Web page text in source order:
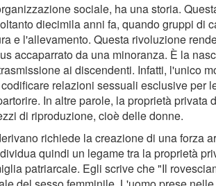
sociale, ha una storia.
diecimila anni fa, quando gruppi di
e l'allevamento. Questa rivoluzione
accaparrato da una minoranza. È la
ai discendenti. Infatti, l'unico
relazioni sessuali esclusive per
In altre parole, la proprietà privata
di riproduzione, cioè delle donne.
richiede la creazione di una forza
quindi un legame tra la proprietà
patriarcale. Egli scrive che "Il